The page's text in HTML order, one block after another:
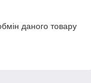
даного товару